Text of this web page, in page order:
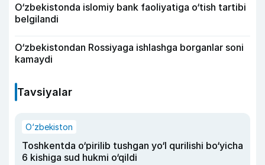
O‘zbekistonda islomiy bank faoliyatiga o‘tish tartibi
belgilandi
O‘zbekistondan Rossiyaga ishlashga borganlar soni
kamaydi
Tavsiyalar
O‘zbekiston
Toshkentda o‘pirilib tushgan yo‘l qurilishi bo‘yicha
6 kishiga sud hukmi o‘qildi